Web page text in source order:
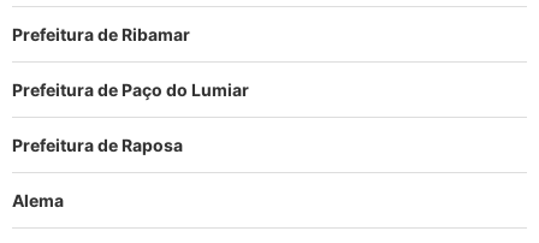
Prefeitura de Ribamar
Prefeitura de Paço do Lumiar
Prefeitura de Raposa
Alema